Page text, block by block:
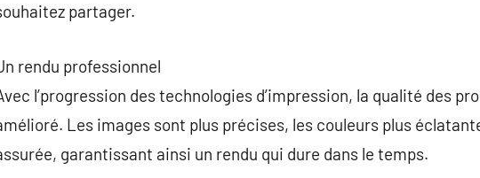
partager.
rendu professionnel
l’progression des technologies d’impression, la qualité des
Les images sont plus précises, les couleurs plus
garantissant ainsi un rendu qui dure dans le temps.